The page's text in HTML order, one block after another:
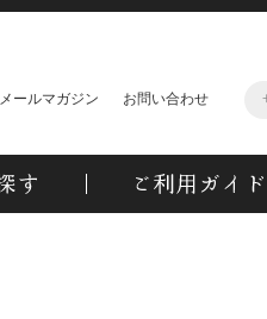
メールマガジン お問い合わせ